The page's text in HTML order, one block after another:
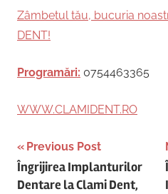
Zâmbetul tău, bucuria
DENT!
Programări: 0754463365
WWW.CLAMIDENT.RO
Post
navigation
Previous Post
Îngrijirea Implanturilor
Dentare la Clami Dent,